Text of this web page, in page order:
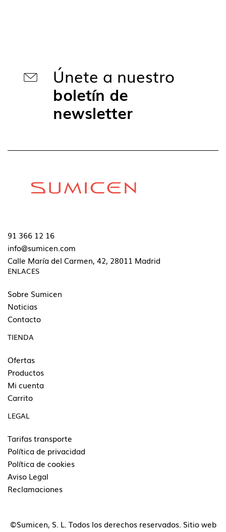
Únete a nuestro
boletín de
newsletter
91 366 12 16
info@sumicen.com
Calle María del Carmen, 42, 28011 Madrid
ENLACES
Sobre Sumicen
Noticias
Contacto
TIENDA
Ofertas
Productos
Mi cuenta
Carrito
LEGAL
Tarifas transporte
Política de privacidad
Política de cookies
Aviso Legal
Reclamaciones
©Sumicen, S. L. Todos los derechos reservados. Sitio web